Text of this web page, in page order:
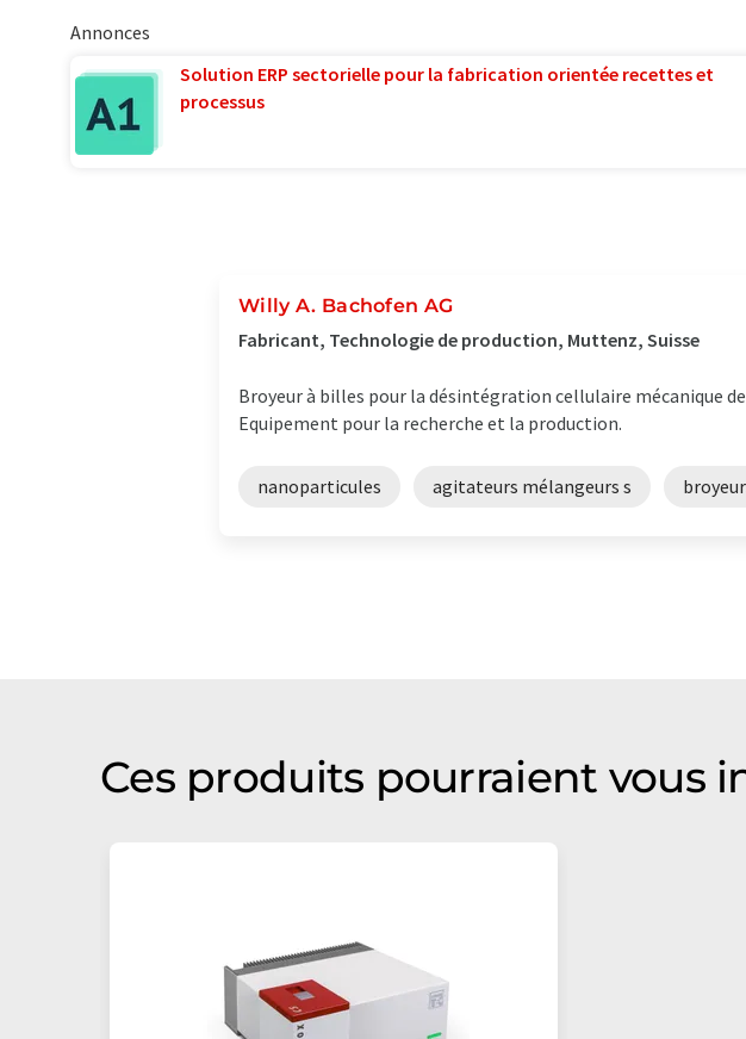
Annonces
Solution ERP sectorielle pour la fabrication orientée recettes et
processus
Willy A. Bachofen AG
Fabricant, Technologie de production, Muttenz, Suisse
Broyeur à billes pour la désintégration cellulaire mécanique
Equipement pour la recherche et la production.
nanoparticules agitateurs mélangeurs s
Ces produits pourraient vous